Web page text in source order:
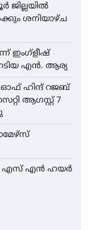
ശനിയാഴ്ച
ഇംഗ്ളീഷ്
എൻ. ആര്യ
ഓഫ് ഹിന്ദ് റജബ്
ആഗസ്റ്റ് 7
എസ് എൻ ഹയർ